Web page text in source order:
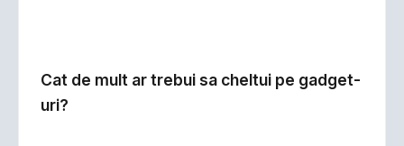
Cat de mult ar trebui sa cheltui pe gadget-
uri?